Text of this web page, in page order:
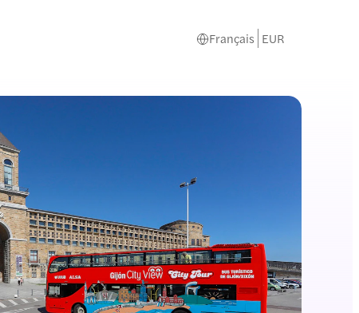
Français EUR